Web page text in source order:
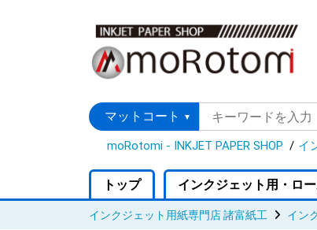
moRotomi - INKJET PAPER SHOP イ
トップ インクジェット用・ロ
インクジェット用紙専門店 諸富紙工 イン